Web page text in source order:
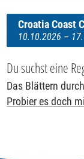
Croatia Coast
10.10.2026 –
Du suchst eine
Das Blättern
Probier es doch